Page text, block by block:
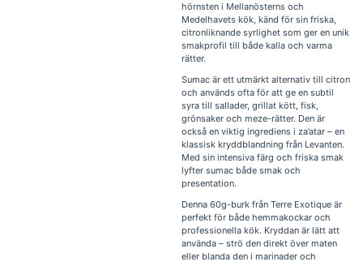
hörnsten i Mellanösterns och
Medelhavets kök, känd för sin friska,
citronliknande syrlighet som ger en unik
smakprofil till både kalla och varma
rätter.
Sumac är ett utmärkt alternativ till citron
och används ofta för att ge en subtil
syra till sallader, grillat kött, fisk,
grönsaker och meze-rätter. Den är
också en viktig ingrediens i za’atar – en
klassisk kryddblandning från Levanten.
Med sin intensiva färg och friska smak
lyfter sumac både smak och
presentation.
Denna 60g-burk från Terre Exotique är
perfekt för både hemmakockar och
professionella kök. Kryddan är lätt att
använda – strö den direkt över maten
eller blanda den i marinader och